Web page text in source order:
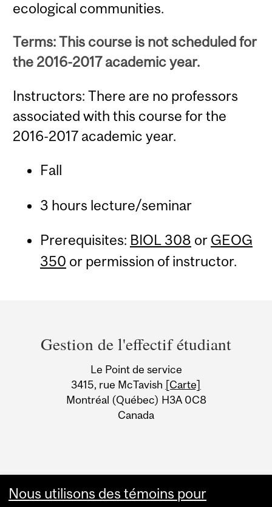
ecological communities.
Terms: This course is not scheduled for
the 2016-2017 academic year.
Instructors: There are no professors
associated with this course for the
2016-2017 academic year.
Fall
3 hours lecture/seminar
Prerequisites: BIOL 308 or GEOG
350 or permission of instructor.
and
University
Information
Gestion de l'effectif étudiant
Le Point de service
3415, rue McTavish [Carte]
Montréal (Québec) H3A 0C8
Canada
Nous utilisons des témoins pour